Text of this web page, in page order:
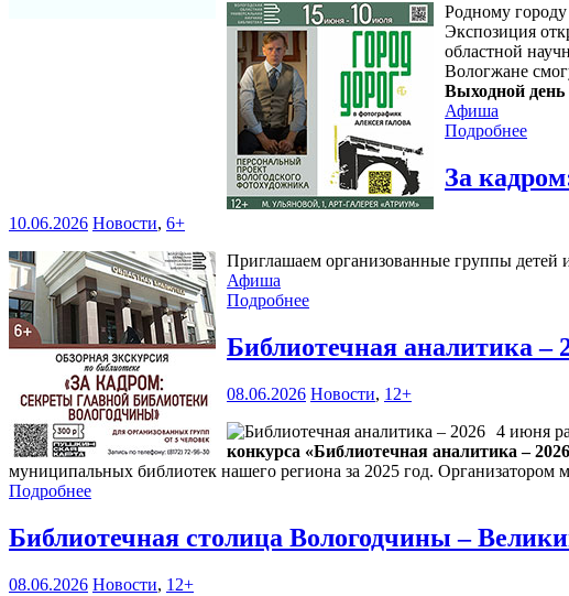
Родному
Экспозиция
областной
Вологжане
Выходной день
Афиша
Подробнее
За
10.06.2026 Новости, 6+
Приглашаем организованные группы детей
Афиша
Подробнее
Библиотечная аналитика –
08.06.2026 Новости, 12+
4 июня
конкурса «Библиотечная аналитика –
муниципальных библиотек нашего региона за 2025 год. Организатором
Подробнее
Библиотечная столица Вологодчины –
08.06.2026 Новости, 12+